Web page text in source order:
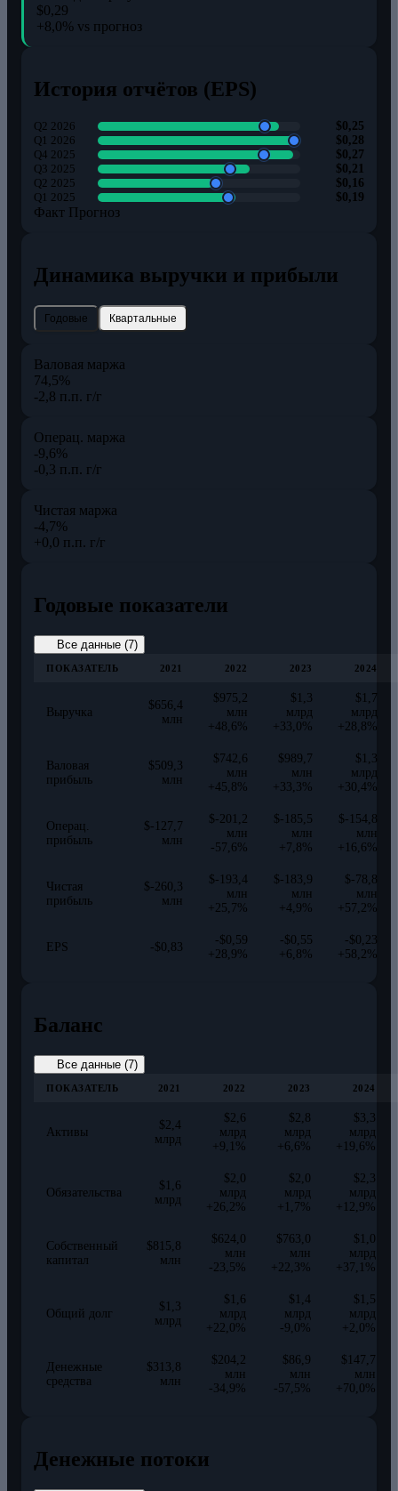
$0,29
+8,0% vs прогноз
История отчётов (EPS)
Q2 2026
$0,25
Q1 2026
$0,28
Q4 2025
$0,27
Q3 2025
$0,21
Q2 2025
$0,16
Q1 2025
$0,19
Факт Прогноз
Динамика выручки и прибыли
Годовые Квартальные
Валовая маржа
74,5%
-2,8 п.п. г/г
Операц. маржа
-9,6%
-0,3 п.п. г/г
Чистая маржа
-4,7%
+0,0 п.п. г/г
Годовые показатели
Все данные (7)
ПОКАЗАТЕЛЬ 2021 2022 2023 2024
Выручка
$656,4
млн
$975,2
млн
+48,6%
$1,3
млрд
+33,0%
$1,7
млрд
+28,8%
Валовая
прибыль
$509,3
млн
$742,6
млн
+45,8%
$989,7
млн
+33,3%
$1,3
млрд
+30,4%
Операц.
прибыль
$-127,7
млн
$-201,2
млн
-57,6%
$-185,5
млн
+7,8%
$-154,8
млн
+16,6%
Чистая
прибыль
$-260,3
млн
$-193,4
млн
+25,7%
$-183,9
млн
+4,9%
$-78,8
млн
+57,2%
EPS -$0,83
-$0,59
+28,9%
-$0,55
+6,8%
-$0,23
+58,2%
Баланс
Все данные (7)
ПОКАЗАТЕЛЬ 2021 2022 2023 2024
Активы
$2,4
млрд
$2,6
млрд
+9,1%
$2,8
млрд
+6,6%
$3,3
млрд
+19,6%
Обязательства
$1,6
млрд
$2,0
млрд
+26,2%
$2,0
млрд
+1,7%
$2,3
млрд
+12,9%
Собственный
капитал
$815,8
млн
$624,0
млн
-23,5%
$763,0
млн
+22,3%
$1,0
млрд
+37,1%
Общий долг
$1,3
млрд
$1,6
млрд
+22,0%
$1,4
млрд
-9,0%
$1,5
млрд
+2,0%
Денежные
средства
$313,8
млн
$204,2
млн
-34,9%
$86,9
млн
-57,5%
$147,7
млн
+70,0%
Денежные потоки